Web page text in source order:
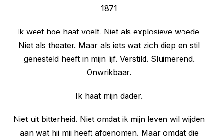
1871
Ik weet hoe haat voelt. Niet als explosieve woede.
Niet als theater. Maar als iets wat zich diep en stil
genesteld heeft in mijn lijf. Verstild. Sluimerend.
Onwrikbaar.
Ik haat mijn dader.
Niet uit bitterheid. Niet omdat ik mijn leven wil wijden
aan wat hij mij heeft afgenomen. Maar omdat die